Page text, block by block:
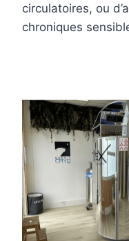
circulatoires, ou
chroniques